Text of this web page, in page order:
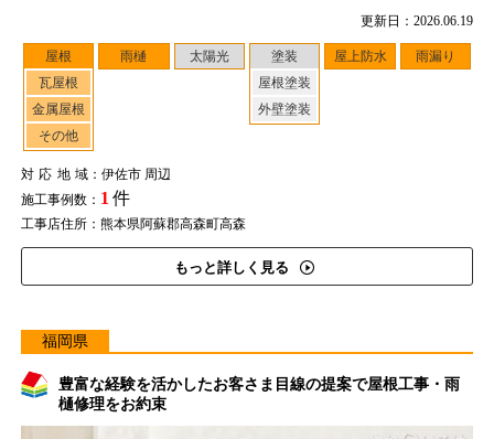
更新日：2026.06.19
屋根
瓦屋根
金属屋根
その他
雨樋 太陽光
塗装
屋根塗装
外壁塗装
屋上防水 雨漏り
対応地域：伊佐市 周辺
施工事例数： 1 件
工事店住所：熊本県阿蘇郡高森町高森
もっと詳しく見る
福岡県
豊富な経験を活かしたお客さま目線の提案で屋根工事・雨
樋修理をお約束